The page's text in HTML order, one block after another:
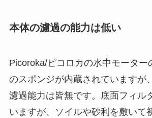
本体の濾過の能力は低い
Picoroka/ピコロカの水中モーター
のスポンジが内蔵されていますが
濾過能力は皆無です。底面フィル
いますが、ソイルや砂利を敷いて